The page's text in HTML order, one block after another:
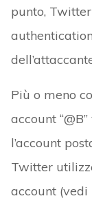
punto,
Più o meno
account
l’account
Twitter
account